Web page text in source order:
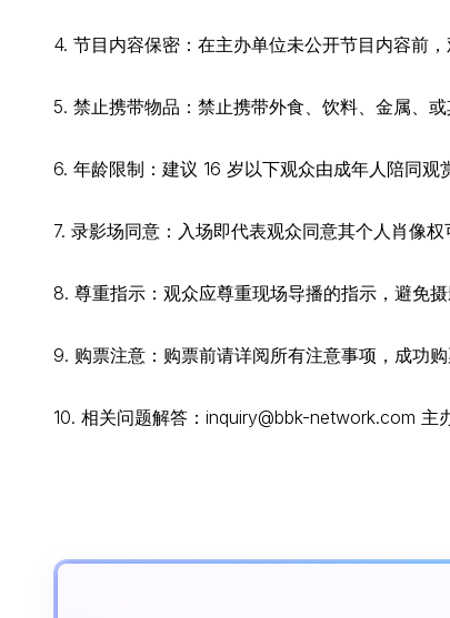
4. 节目内容保密：在主办单位未公开节目内容前，
5. 禁止携带物品：禁止携带外食、饮料、金属、或
6. 年龄限制：建议 16 岁以下观众由成年人陪同观
7. 录影场同意：入场即代表观众同意其个人肖像权
8. 尊重指示：观众应尊重现场导播的指示，避免摄
9. 购票注意：购票前请详阅所有注意事项，成功购
10. 相关问题解答：inquiry@bbk-network.com 主